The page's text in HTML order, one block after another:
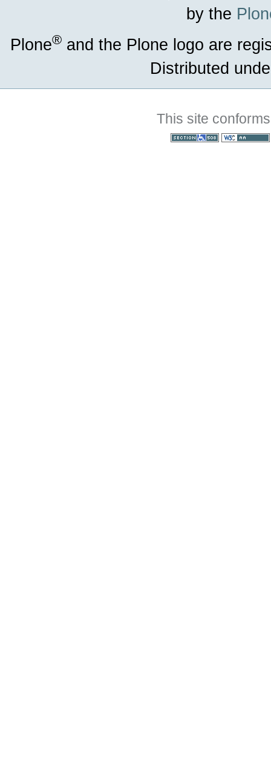
by the
Plone® and the Plone logo are
Distributed
This site